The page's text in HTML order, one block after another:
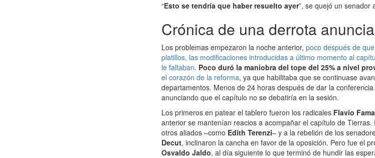
“Esto se tendría que haber resuelto ayer”, se quejó un senador
Crónica de una derrota
Los problemas empezaron la noche anterior, poco después de
platillos, las modificaciones introducidas a último momento al
le faltaban. Poco duró la maniobra del tope del 25% a nivel
el corazón de la reforma, ya que habilitaba que se continuase
departamentos. Menos de 24 horas después de dar la
anunciando que el capítulo no se debatiría en la sesión.
Los primeros en patear el tablero fueron los radicales Flavio Fama
anterior se mantenían reacios a acompañar el capítulo de
otros aliados –como Edith Terenzi– y a la rebelión de los
Decut, inclinaron la cancha en favor de la oposición. Pero fue el
Osvaldo Jaldo, al día siguiente lo que terminó de hundir las